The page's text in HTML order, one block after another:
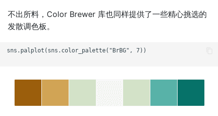
不出所料，Color Brewer 库也同样提供了一些精心挑选的
发散调色板。
sns.palplot(sns.color_palette("BrBG", 7))